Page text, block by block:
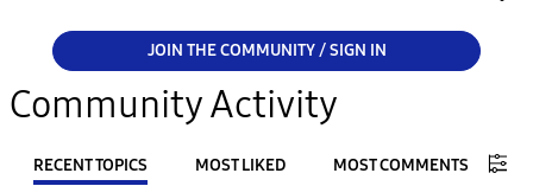
JOIN THE COMMUNITY / SIGN IN
Community Activity
RECENT TOPICS MOST LIKED
MOST COMMENTS